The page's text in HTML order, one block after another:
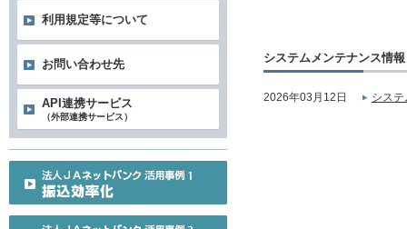
システムメンテナンス情報
2026年03月12日 シス
利用規定等について
お問い合わせ先
API連携サービス
（外部連携サービス）